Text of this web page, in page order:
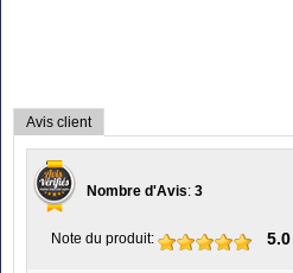
Avis client
Nombre d'Avis: 3
Note du produit: 5.0